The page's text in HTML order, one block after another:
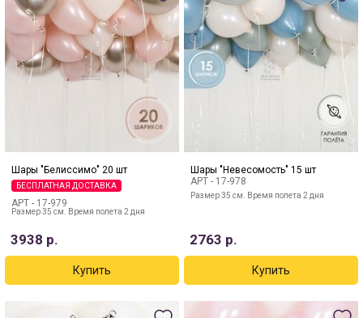
Шары "Белиссимо" 20 шт
БЕСПЛАТНАЯ ДОСТАВКА
АРТ - 17-979
Размер 35 см. Время полета 2 дня
3938 р.
Шары "Невесомость" 15 шт
АРТ - 17-978
Размер 35 см. Время полета 2 дня
2763 р.